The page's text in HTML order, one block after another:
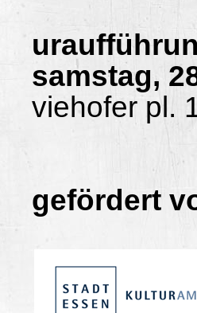
samstag,
viehofer pl.
gefördert